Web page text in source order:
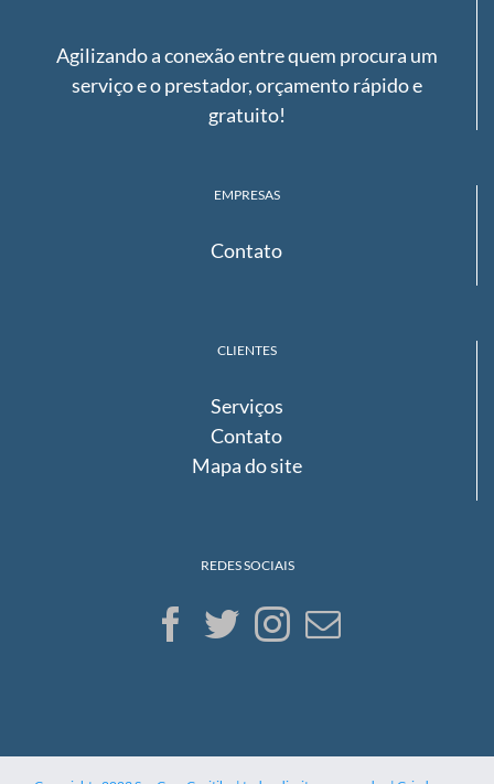
Agilizando a conexão entre quem procura um
serviço e o prestador, orçamento rápido e
gratuito!
EMPRESAS
Contato
CLIENTES
Serviços
Contato
Mapa do site
REDES SOCIAIS